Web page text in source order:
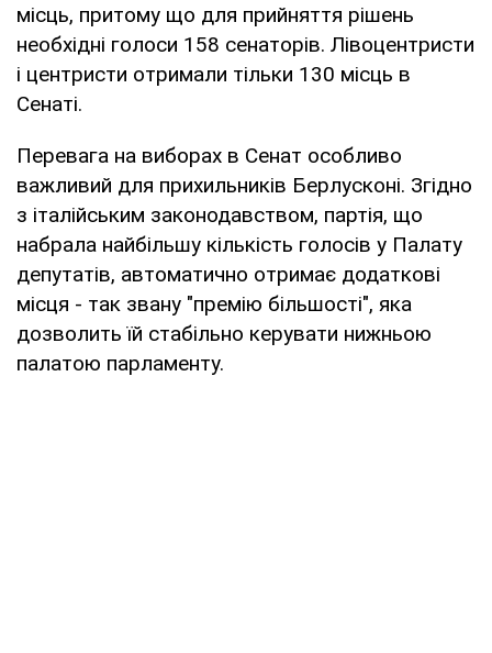
місць, притому що для прийняття рішень
необхідні голоси 158 сенаторів. Лівоцентристи
і центристи отримали тільки 130 місць в
Сенаті.
Перевага на виборах в Сенат особливо
важливий для прихильників Берлусконі. Згідно
з італійським законодавством, партія, що
набрала найбільшу кількість голосів у Палату
депутатів, автоматично отримає додаткові
місця - так звану "премію більшості", яка
дозволить їй стабільно керувати нижньою
палатою парламенту.